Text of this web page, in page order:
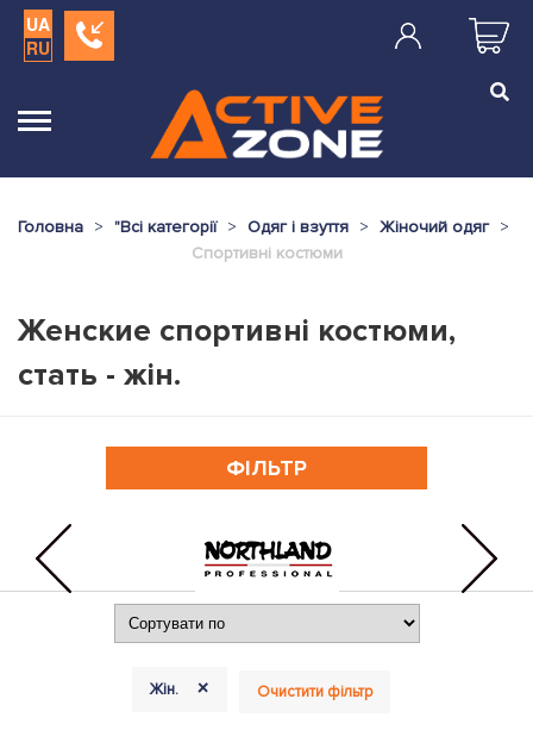
UA
RU
Головна "Всі категорії Одяг і взуття
Жіночий одяг
Спортивні костюми
Женские спортивні костюми,
стать - жін.
ФІЛЬТР
Жін. + Очистити фільтр